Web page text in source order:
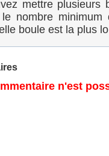
mettre plusieurs
nombre
boule est la plus
n'est